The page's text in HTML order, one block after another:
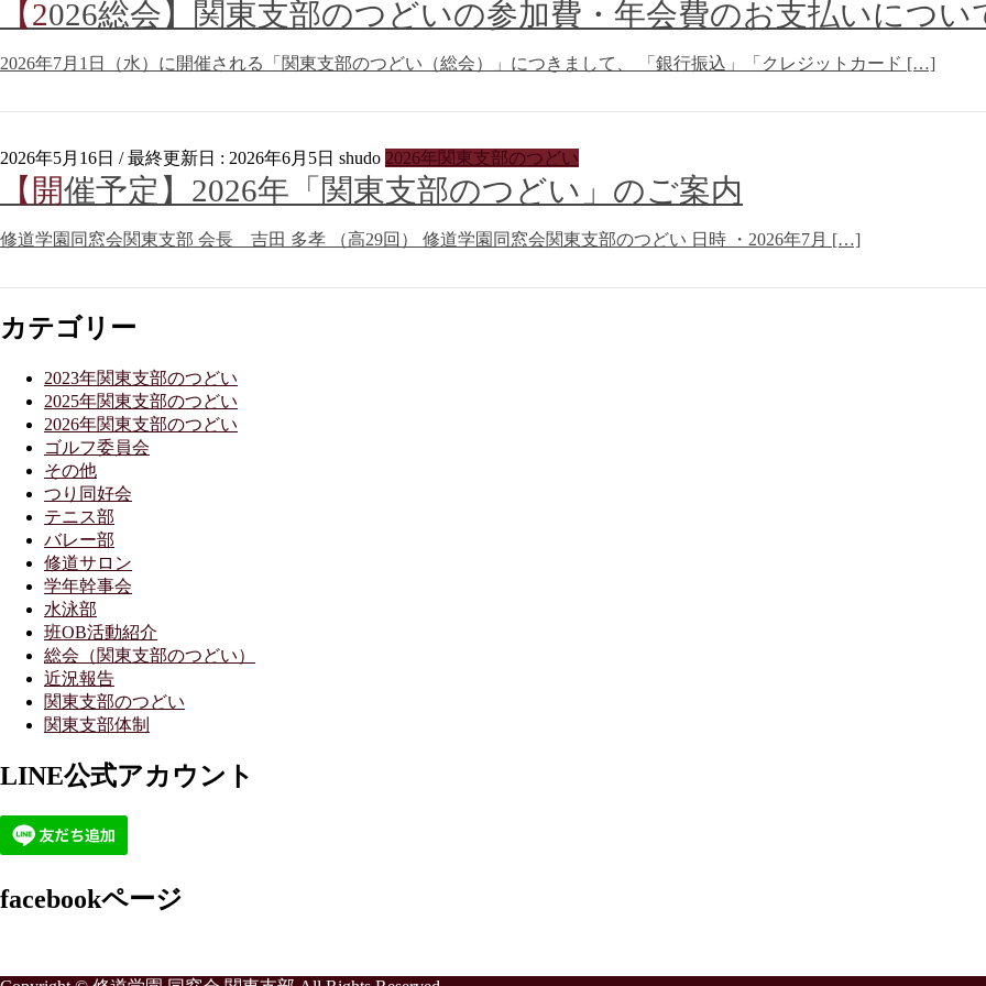
【2026総会】関東支部のつどいの参加費・年会費のお支払いについ
2026年7月1日（水）に開催される「関東支部のつどい（総会）」につきまして、 「銀行振込」「クレジットカード […]
2026年5月16日 / 最終更新日 : 2026年6月5日 shudo 2026年関東支部のつどい
【開催予定】2026年「関東支部のつどい」のご案内
修道学園同窓会関東支部 会長 吉田 多孝 （高29回） 修道学園同窓会関東支部のつどい 日時 ・2026年7月 […]
カテゴリー
2023年関東支部のつどい
2025年関東支部のつどい
2026年関東支部のつどい
ゴルフ委員会
その他
つり同好会
テニス部
バレー部
修道サロン
学年幹事会
水泳部
班OB活動紹介
総会（関東支部のつどい）
近況報告
関東支部のつどい
関東支部体制
LINE公式アカウント
facebookページ